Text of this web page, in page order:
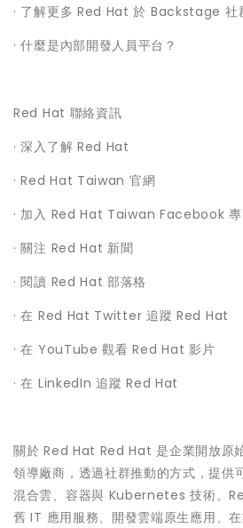
· 了解更多 Red Hat 於 Backstage 社
· 什麼是內部開發人員平台？
Red Hat 聯絡資訊
· 深入了解 Red Hat
· Red Hat Taiwan 官網
· 加入 Red Hat Taiwan Facebook
· 關注 Red Hat 新聞
· 閱讀 Red Hat 部落格
· 在 Red Hat Twitter 追蹤 Red Hat
· 在 YouTube 觀看 Red Hat 影片
· 在 LinkedIn 追蹤 Red Hat
關於 Red Hat Red Hat 是企業開放原
領導廠商，透過社群推動的方式，提供
混合雲、容器與 Kubernetes 技術。
舊 IT 應用服務、開發雲端原生應用、